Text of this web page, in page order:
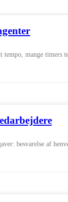
mange timers
besvarelse af